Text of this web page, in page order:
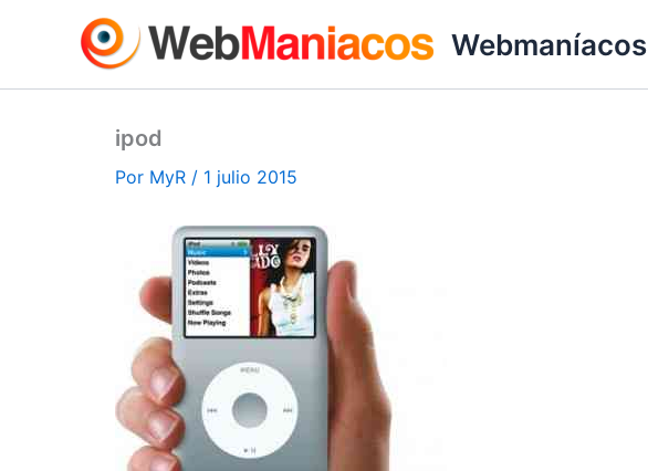
Webmaníacos
ipod
Por MyR / 1 julio 2015